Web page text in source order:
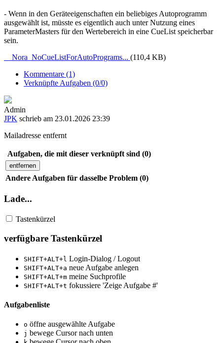
- Wenn in den Geräteeigenschaften ein beliebiges Autoprogramm
ausgewählt ist, müsste es eigentlich auch unter Nutzung eines
ParameterMasters für den Wertebereich in eine CueList speicherbar
sein.
Nora_NoCueListForAutoPrograms... (110,4 KB)
Kommentare (1)
Verknüpfte Aufgaben (0/0)
Admin
JPK schrieb am 23.01.2026 23:39
Mailadresse entfernt
Aufgaben, die mit dieser verknüpft sind (0)
entfernen
Andere Aufgaben für dasselbe Problem (0)
Lade...
Tastenkürzel
verfügbare Tastenkürzel
SHIFT+ALT+l Login-Dialog / Logout
SHIFT+ALT+a neue Aufgabe anlegen
SHIFT+ALT+m meine Suchprofile
SHIFT+ALT+t fokussiere 'Zeige Aufgabe #'
Aufgabenliste
o öffne ausgewählte Aufgabe
j bewege Cursor nach unten